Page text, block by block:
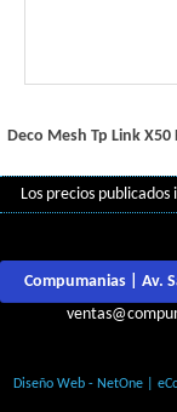
Deco Mesh Tp Link X50
Los precios publicados
Compumanias | Av.
Diseño Web - NetOne|